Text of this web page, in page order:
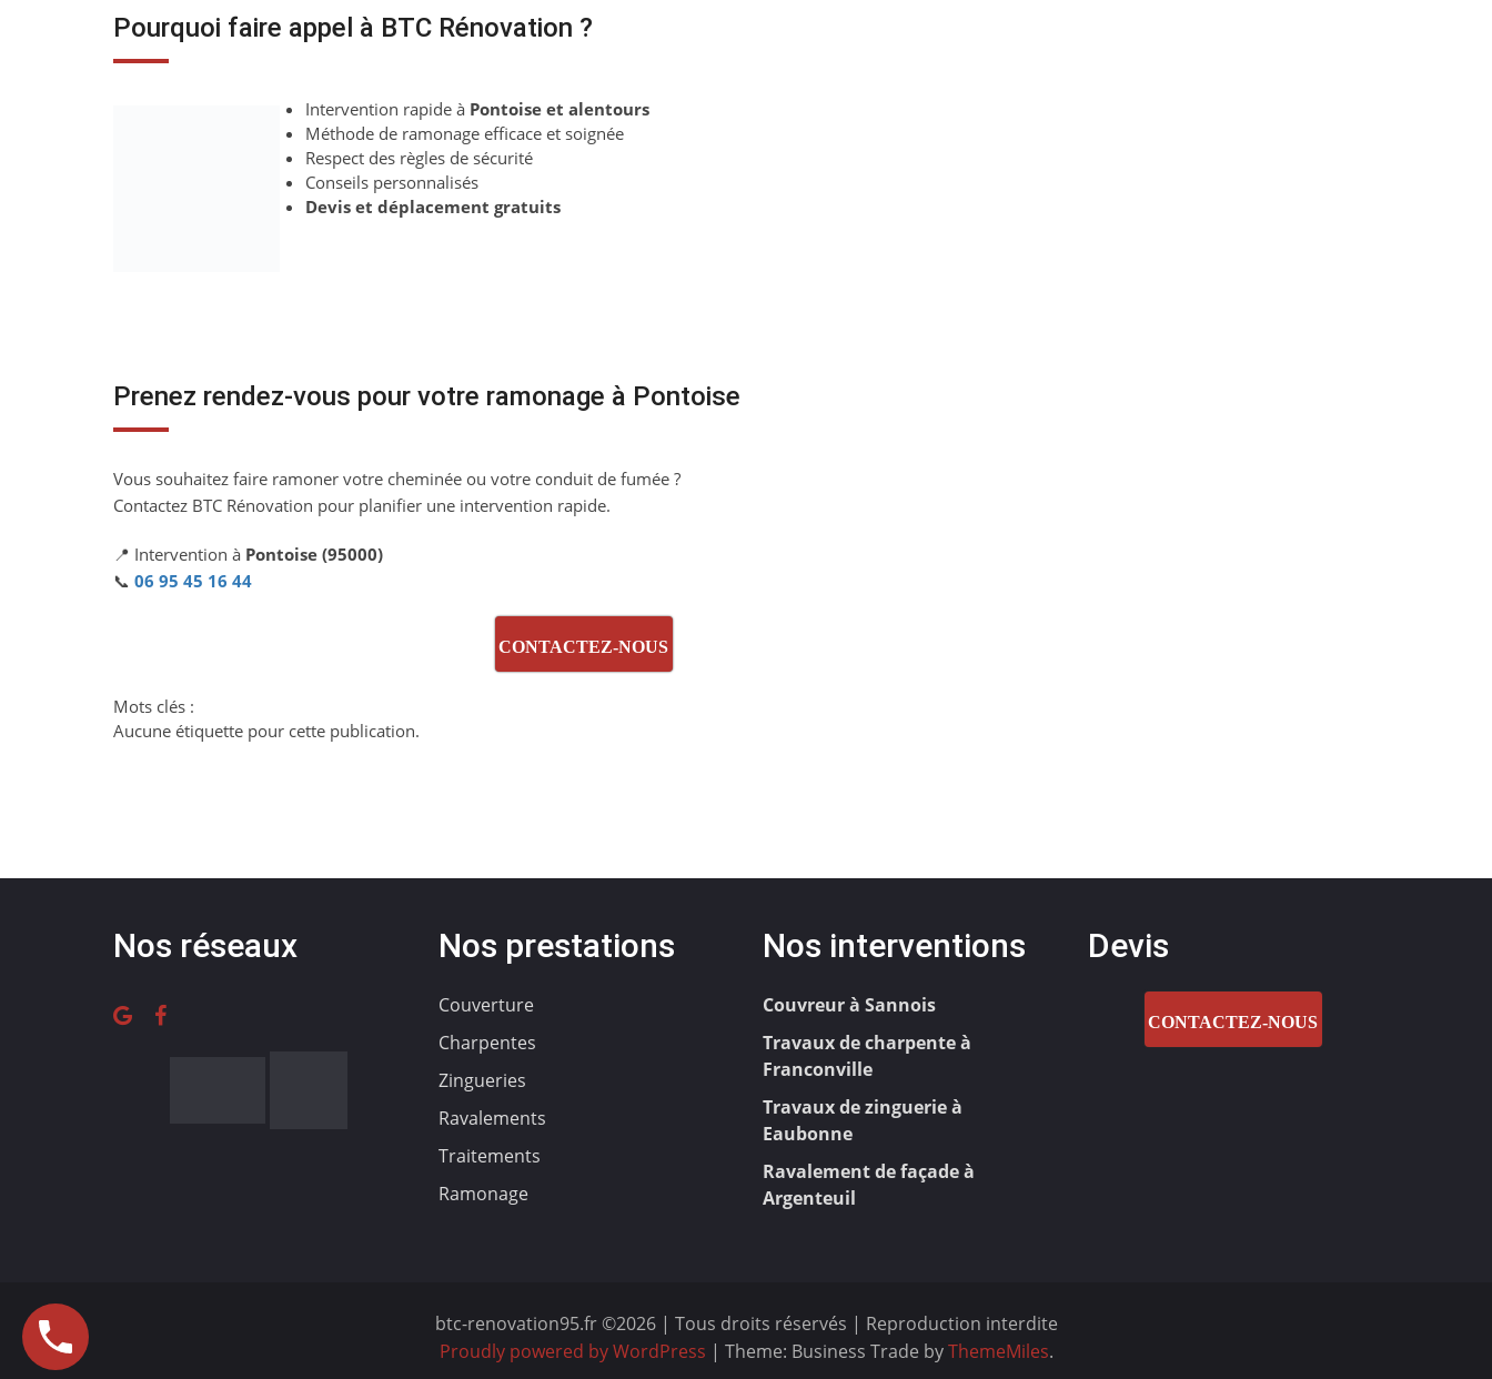
Pourquoi faire appel à BTC Rénovation ?
Intervention rapide à Pontoise et alentours
Méthode de ramonage efficace et soignée
Respect des règles de sécurité
Conseils personnalisés
Devis et déplacement gratuits
Prenez rendez-vous pour votre ramonage à Pontoise
Vous souhaitez faire ramoner votre cheminée ou votre conduit de fumée ?
Contactez BTC Rénovation pour planifier une intervention rapide.
📍 Intervention à Pontoise (95000)
📞 06 95 45 16 44
CONTACTEZ-NOUS
Mots clés :
Aucune étiquette pour cette publication.
Nos réseaux Nos prestations
Couverture
Charpentes
Zingueries
Ravalements
Traitements
Ramonage
Nos interventions
Couvreur à Sannois
Travaux de charpente à
Franconville
Travaux de zinguerie à
Eaubonne
Ravalement de façade à
Argenteuil
Devis
CONTACTEZ-NOUS
btc-renovation95.fr ©2026 | Tous droits réservés | Reproduction interdite
Proudly powered by WordPress | Theme: Business Trade byThemeMiles.